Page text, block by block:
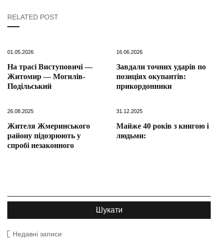
RELATED POST
01.05.2026
На трасі Виступовичі —
Житомир — Могилів-
Подільський
16.06.2026
Завдали точних ударів по
позиціях окупантів:
прикордонники
26.08.2025
Жителя Жмеринського
району підозрюють у
спробі незаконного
31.12.2025
Майже 40 років з книгою і
людьми:
Недавні записи